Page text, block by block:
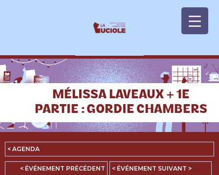
MÉLISSA LAVEAUX + 1E
PARTIE : GORDIE CHAMBERS
< AGENDA
< ÉVÉNEMENT PRÉCÉDENT < ÉVÉNEMENT SUIVANT >